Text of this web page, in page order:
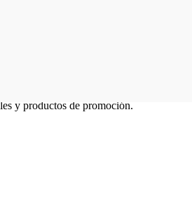
y productos de promoción.